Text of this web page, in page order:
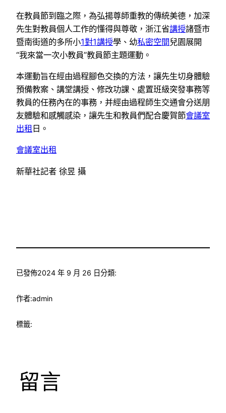
在教員節到臨之際，為弘揚尊師重教的傳統美德，加深
先生對教員個人工作的懂得與尊敬，浙江省講授諸暨市
暨南街道的多所小1對1講授學、幼私密空間兒園展開
“我來當一次小教員”教員節主題運動。
本運動旨在經由過程腳色交換的方法，讓先生切身體驗
預備教案、講堂講授、修改功課、處置班級突發事務等
教員的任務內在的事務，并經由過程師生交通會分送朋
友體驗和感觸感染，讓先生和教員們配合慶賀節會議室
出租 日。
會議室出租
新華社記者 徐昱 攝
已發佈2024 年 9 月 26 日分類:
作者:admin
標籤:
留言